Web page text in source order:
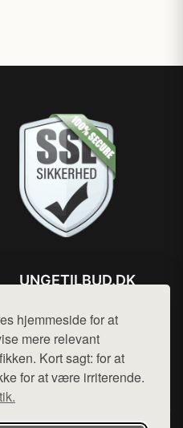
hjemmeside for at
mere relevant
Kort sagt: for at
for at være irriterende.
UNGETILBUD.DK
Mail: hej@want.dk
Cookie- og privatlivspolitik